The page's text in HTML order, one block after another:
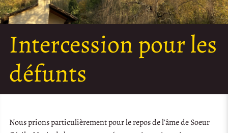
Intercession pour les
défunts
Nous prions particulièrement pour le repos de l’âme de Soeur